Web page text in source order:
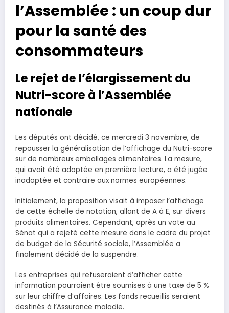
l’Assemblée : un coup dur
pour la santé des
consommateurs
Le rejet de l’élargissement du
Nutri-score à l’Assemblée
nationale
Les députés ont décidé, ce mercredi 3 novembre, de
repousser la généralisation de l’affichage du Nutri-score
sur de nombreux emballages alimentaires. La mesure,
qui avait été adoptée en première lecture, a été jugée
inadaptée et contraire aux normes européennes.
Initialement, la proposition visait à imposer l’affichage
de cette échelle de notation, allant de A à E, sur divers
produits alimentaires. Cependant, après un vote au
Sénat qui a rejeté cette mesure dans le cadre du projet
de budget de la Sécurité sociale, l’Assemblée a
finalement décidé de la suspendre.
Les entreprises qui refuseraient d’afficher cette
information pourraient être soumises à une taxe de 5 %
sur leur chiffre d’affaires. Les fonds recueillis seraient
destinés à l’Assurance maladie.